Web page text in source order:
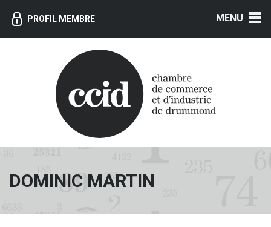
PROFIL MEMBRE
DOMINIC MARTIN
MENU